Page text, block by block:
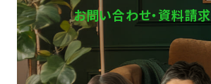
お問い合わせ・資料請求